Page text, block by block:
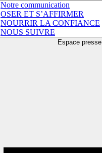
Notre communication
OSER ET S’AFFIRMER
NOURRIR LA CONFIANCE
NOUS SUIVRE
Espace presse